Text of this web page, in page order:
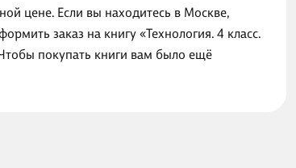
цене. Если вы находитесь в Москве,
заказ на книгу «Технология. 4 класс.
покупать книги вам было ещё